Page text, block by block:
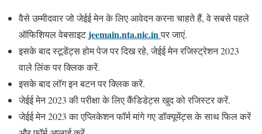
वैसे उम्मीदवार जो जेईई मेन के लिए आवेदन करना चाहते हैं, वे सबसे पहले
ऑफिशियल वेबसाइटjeemain.nta.nic.inपर जाएं.
इसके बाद स्टूडेंट्स होम पेज पर दिख रहे, जेईई मेन रजिस्ट्रेशन 2023
वाले लिंक पर क्लिक करें.
इसके बाद लॉग इन बटन पर क्लिक करें.
जेईई मेन 2023 की परीक्षा के लिए कैंडिडेट्स खुद को रजिस्टर करें.
जेईई मेन 2023 का एप्लिकेशन फॉर्म मांगे गए डॉक्यूमेंट्स के साथ फिल करें